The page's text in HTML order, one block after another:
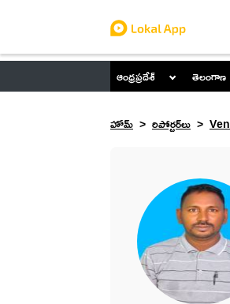
ఆంధ్రప్రదేశ్ తెలంగాణ
హోమ్ రిపోర్టర్​లు